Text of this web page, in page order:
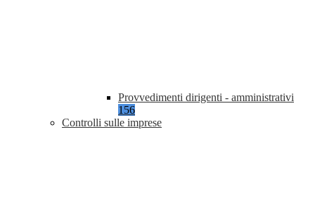
Provvedimenti dirigenti - amministrativi
156
Controlli sulle imprese